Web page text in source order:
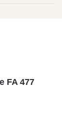
FA 477